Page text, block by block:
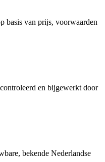
basis van prijs, voorwaarden
en bijgewerkt door
bekende Nederlandse